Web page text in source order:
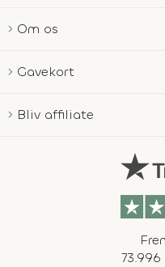
Om os
Gavekort
Bliv affiliate